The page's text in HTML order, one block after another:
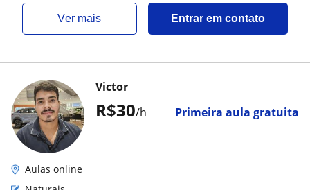
ver mais Entrar em contato
R$30/h Primeira aula gratuita
Victor
Aulas online